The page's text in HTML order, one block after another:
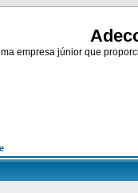
empresa júnior que